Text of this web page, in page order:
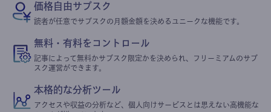
価格自由サブスク
読者が任意でサブスクの月額金額を決めるユニークな機能です。
無料・有料をコントロール
記事によって無料かサブスク限定かを決められ、フリーミアムのサブ
スク運営ができます。
本格的な分析ツール
アクセスや収益の分析など、個人向けサービスとは思えない高機能な